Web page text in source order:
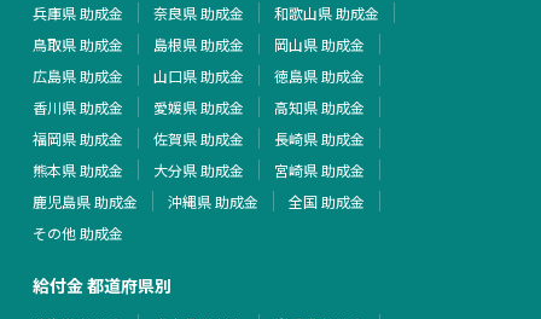
兵庫県 助成金
奈良県 助成金
和歌山県 助成金
鳥取県 助成金
島根県 助成金
岡山県 助成金
広島県 助成金
山口県 助成金
徳島県 助成金
香川県 助成金
愛媛県 助成金
高知県 助成金
福岡県 助成金
佐賀県 助成金
長崎県 助成金
熊本県 助成金
大分県 助成金
宮崎県 助成金
鹿児島県 助成金
沖縄県 助成金
全国 助成金
その他 助成金
給付金 都道府県別